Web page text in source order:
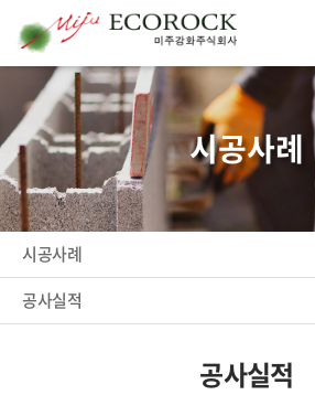
시공사례
시공사례
공사실적
공사실적